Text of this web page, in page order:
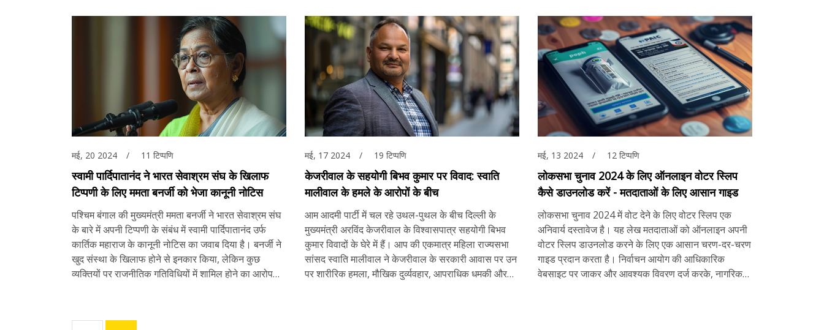
सकती है।
मई, 20 2024 11 टिप्पणि
स्वामी पार्दिपातानंद ने भारत सेवाश्रम संघ के खिलाफ
टिप्पणी के लिए ममता बनर्जी को भेजा कानूनी नोटिस
पश्चिम बंगाल की मुख्यमंत्री ममता बनर्जी ने भारत सेवाश्रम संघ
के बारे में अपनी टिप्पणी के संबंध में स्वामी पार्दिपातानंद उर्फ
कार्तिक महाराज के कानूनी नोटिस का जवाब दिया है। बनर्जी ने
खुद संस्था के खिलाफ होने से इनकार किया, लेकिन कुछ
व्यक्तियों पर राजनीतिक गतिविधियों में शामिल होने का आरोप
मई, 17 2024 19 टिप्पणि
केजरीवाल के सहयोगी बिभव कुमार पर विवाद: स्वाति
मालीवाल के हमले के आरोपों के बीच
आम आदमी पार्टी में चल रहे उथल-पुथल के बीच दिल्ली के
मुख्यमंत्री अरविंद केजरीवाल के विश्वासपात्र सहयोगी बिभव
कुमार विवादों के घेरे में हैं। आप की एकमात्र महिला राज्यसभा
सांसद स्वाति मालीवाल ने केजरीवाल के सरकारी आवास पर उन
पर शारीरिक हमला, मौखिक दुर्व्यवहार, आपराधिक धमकी और
मई, 13 2024 12 टिप्पणि
लोकसभा चुनाव 2024 के लिए ऑनलाइन वोटर स्लिप
कैसे डाउनलोड करें - मतदाताओं के लिए आसान गाइड
लोकसभा चुनाव 2024 में वोट देने के लिए वोटर स्लिप एक
अनिवार्य दस्तावेज है। यह लेख मतदाताओं को ऑनलाइन अपनी
वोटर स्लिप डाउनलोड करने के लिए एक आसान चरण-दर-चरण
गाइड प्रदान करता है। निर्वाचन आयोग की आधिकारिक
वेबसाइट पर जाकर और आवश्यक विवरण दर्ज करके, नागरिक